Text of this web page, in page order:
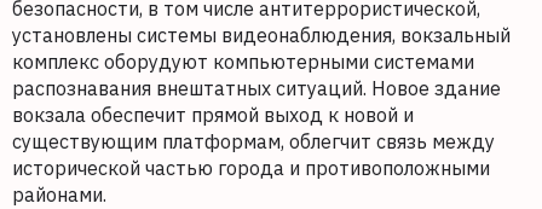
безопасности, в том числе антитеррористической,
установлены системы видеонаблюдения, вокзальный
комплекс оборудуют компьютерными системами
распознавания внештатных ситуаций. Новое здание
вокзала обеспечит прямой выход к новой и
существующим платформам, облегчит связь между
исторической частью города и противоположными
районами.